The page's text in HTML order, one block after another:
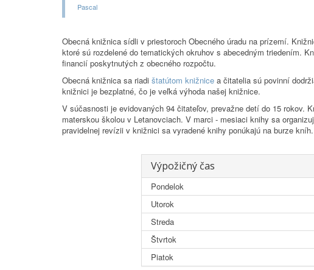
Pascal
Obecná knižnica sídli v priestoroch Obecného úradu na prízemí.
ktoré sú rozdelené do tematických okruhov s abecedným triedením.
financií poskytnutých z obecného rozpočtu.
Obecná knižnica sa riadi štatútom knižnice a čitatelia sú povinní
knižnici je bezplatné, čo je veľká výhoda našej knižnice.
V súčasnosti je evidovaných 94 čitateľov, prevažne detí do 15 rokov.
materskou školou v Letanovciach. V marci - mesiaci knihy sa
pravidelnej revízii v knižnici sa vyradené knihy ponúkajú na burze kníh.
Výpožičný čas
Pondelok
Utorok
Streda
Štvrtok
Piatok